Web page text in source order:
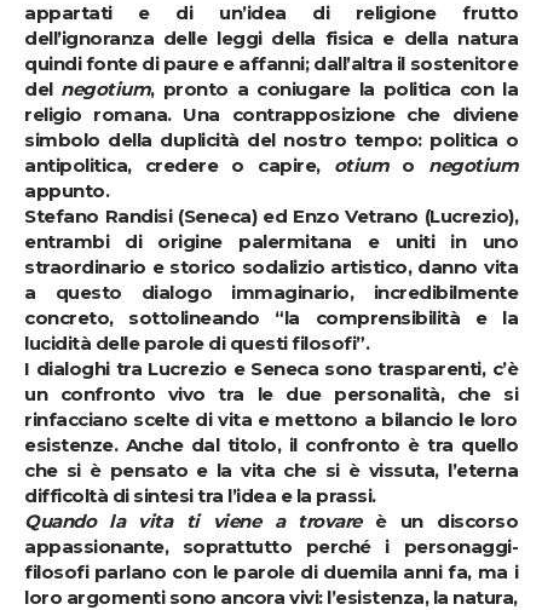
appartati e di un’idea di religione frutto
dell’ignoranza delle leggi della fisica e della natura
quindi fonte di paure e affanni; dall’altra il sostenitore
del negotium, pronto a coniugare la politica con la
religio romana. Una contrapposizione che diviene
simbolo della duplicità del nostro tempo: politica o
antipolitica, credere o capire, otiumo negotium
appunto.
Stefano Randisi (Seneca) ed Enzo Vetrano (Lucrezio),
entrambi di origine palermitana e uniti in uno
straordinario e storico sodalizio artistico, danno vita
a questo dialogo immaginario, incredibilmente
concreto, sottolineando “la comprensibilità e la
lucidità delle parole di questi filosofi”.
I dialoghi tra Lucrezio e Seneca sono trasparenti, c’è
un confronto vivo tra le due personalità, che si
rinfacciano scelte di vita e mettono a bilancio le loro
esistenze. Anche dal titolo, il confronto è tra quello
che si è pensato e la vita che si è vissuta, l’eterna
difficoltà di sintesi tra l’idea e la prassi.
Quando la vita ti viene a trovare è un discorso
appassionante, soprattutto perché i personaggi-
filosofi parlano con le parole di duemila anni fa, ma i
loro argomenti sono ancora vivi: l’esistenza, la natura,